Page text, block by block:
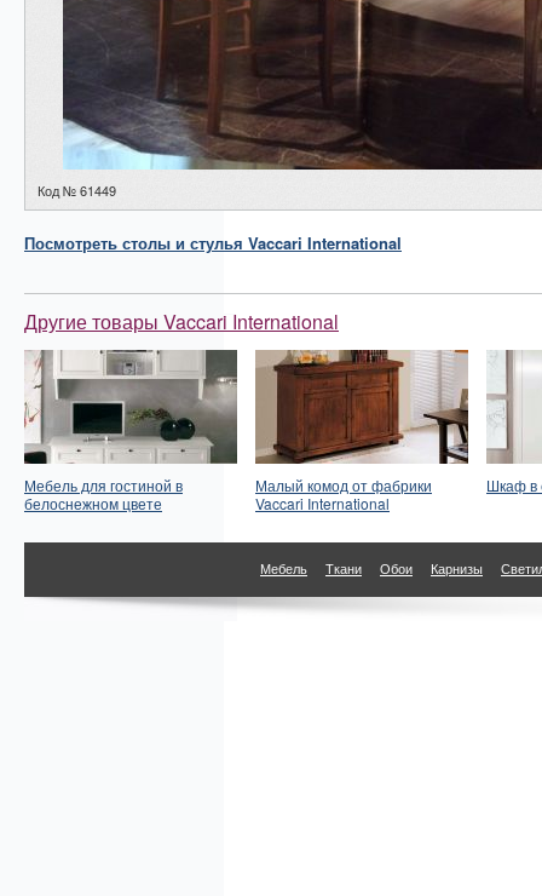
Код № 61449
Посмотреть столы и стулья Vaccari International
Другие товары Vaccari International
Мебель для гостиной в
белоснежном цвете
Малый комод от фабрики
Vaccari International
Шкаф в
Мебель Ткани Обои Карнизы